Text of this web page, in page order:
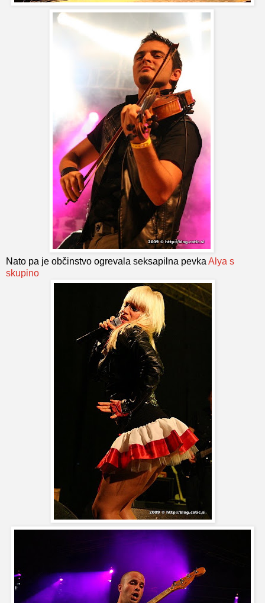
Nato pa je občinstvo ogrevala seksapilna pevka Alya s
skupino